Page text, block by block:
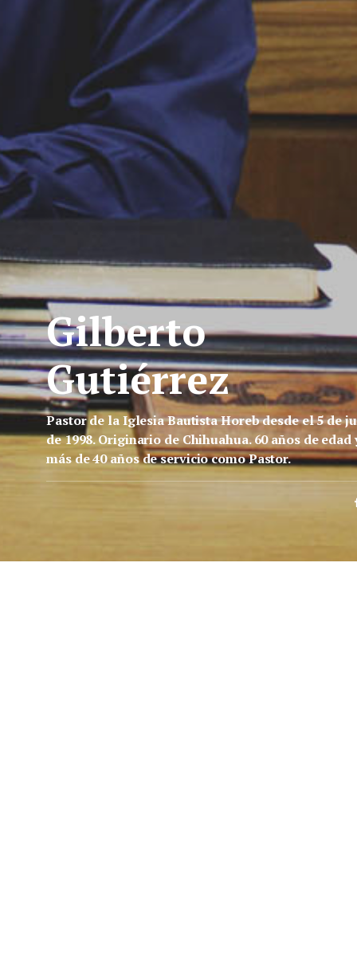
Gilberto
Gutiérrez
Pastor de la Iglesia Bautista Horeb desde el 5 de
de 1998. Originario de Chihuahua. 60 años de edad
más de 40 años de servicio como Pastor.